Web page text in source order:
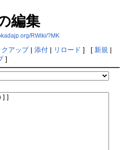
編集
RWiki/?MK
クアップ| 添付| リロード ] [ 新規 |
]